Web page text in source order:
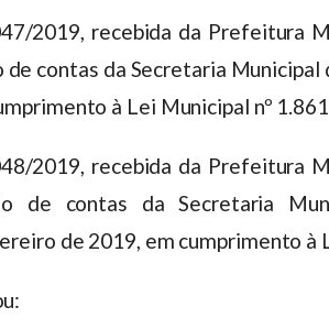
recebida da Prefeitura
de contas da Secretaria
à Lei Municipal nº
recebida da Prefeitura
de contas da Secretaria
de 2019, em cumprimento à